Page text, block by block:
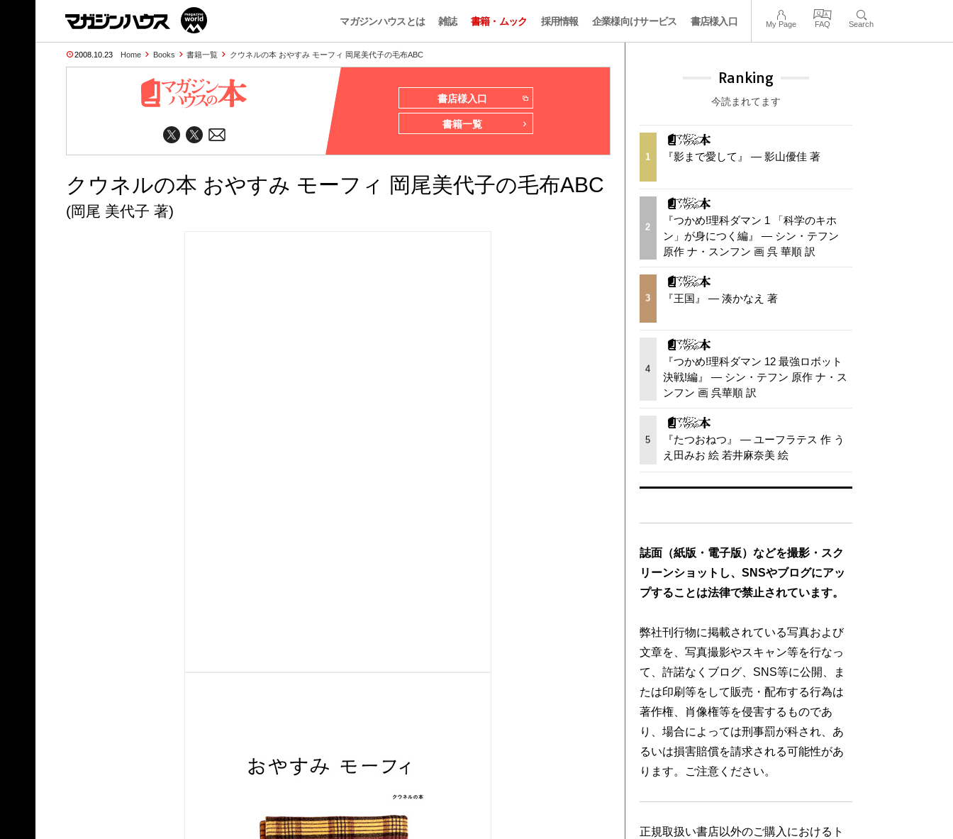
マガジンハウスとは 雑誌 書籍・ムック 採用情報 企業様向けサービス 書店様入口 My Page FAQ Search
2008.10.23 Home Books 書籍一覧 クウネルの本 おやすみ モーフィ 岡尾美代子の毛布ABC
書店様入口
書籍一覧
クウネルの本 おやすみ モーフィ 岡尾美代子の毛布ABC
(岡尾 美代子 著)
Ranking
今読まれてます
1 『影まで愛して』 — 影山優佳 著
2
『つかめ!理科ダマン 1 「科学のキホ
ン」が身につく編』 — シン・テフン
原作 ナ・スンフン 画 呉 華順 訳
3 『王国』 — 湊かなえ 著
4
『つかめ!理科ダマン 12 最強ロボット
決戦!編』 — シン・テフン 原作 ナ・ス
ンフン 画 呉華順 訳
5
『たつおねつ』 — ユーフラテス 作 う
え田みお 絵 若井麻奈美 絵
誌面（紙版・電子版）などを撮影・スク
リーンショットし、SNSやブログにアッ
プすることは法律で禁止されています。
弊社刊行物に掲載されている写真および
文章を、写真撮影やスキャン等を行なっ
て、許諾なくブログ、SNS等に公開、ま
たは印刷等をして販売・配布する行為は
著作権、肖像権等を侵害するものであ
り、場合によっては刑事罰が科され、あ
るいは損害賠償を請求される可能性があ
ります。ご注意ください。
正規取扱い書店以外のご購入におけるト